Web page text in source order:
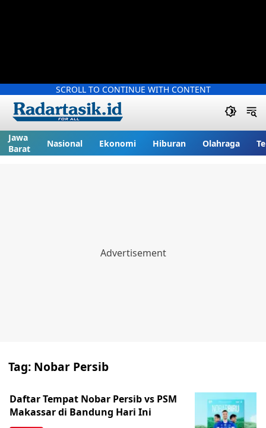
SCROLL TO CONTINUE WITH CONTENT
Jawa
Barat
Nasional Ekonomi Hiburan Olahraga
Tag: Nobar Persib
Daftar Tempat Nobar Persib vs PSM
Makassar di Bandung Hari Ini